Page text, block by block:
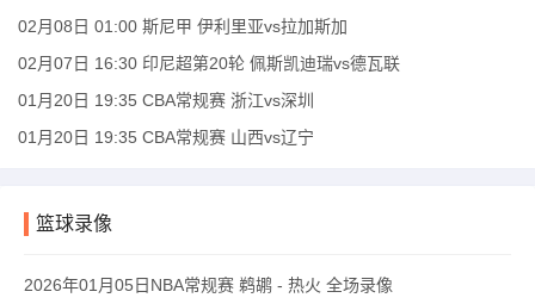
02月08日 01:00 斯尼甲 伊利里亚vs拉加斯加
02月07日 16:30 印尼超第20轮 佩斯凯迪瑞vs德瓦联
01月20日 19:35 CBA常规赛 浙江vs深圳
01月20日 19:35 CBA常规赛 山西vs辽宁
篮球录像
2026年01月05日NBA常规赛 鹈鹕 - 热火 全场录像